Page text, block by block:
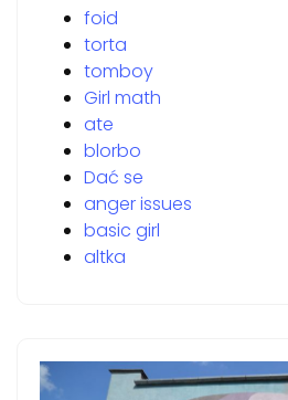
foid
torta
tomboy
Girl math
ate
blorbo
Dać se
anger issues
basic girl
altka